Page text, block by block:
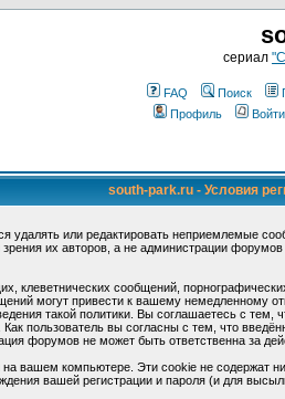
сериал
FAQ Поиск
Профиль
south-park.ru - Условия
удалять или редактировать неприемлемые
их авторов, а не администрации
клеветнических сообщений,
могут привести к вашему немедленному
такой политики. Вы соглашаетесь с
пользователь вы согласны с тем, что
форумов не может быть ответственна за
вашем компьютере. Эти cookie не содержат
вашей регистрации и пароля (и для